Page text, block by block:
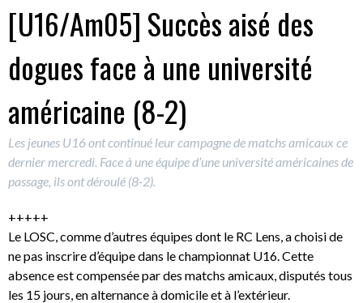
[U16/Am05] Succès aisé des
dogues face à une université
américaine (8-2)
Les jeunes U16 ont continué leur campagne de matchs amicaux ce
dernier mercredi. Face à une équipe d’une université américaines de
passage, ils ont déroulé (8-2).
+++++
Le LOSC, comme d’autres équipes dont le RC Lens, a choisi de
ne pas inscrire d’équipe dans le championnat U16. Cette
absence est compensée par des matchs amicaux, disputés tous
les 15 jours, en alternance à domicile et à l’extérieur.